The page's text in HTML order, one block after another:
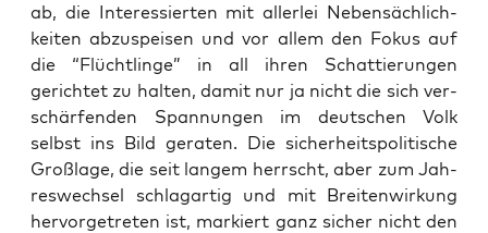
ab, die Inter­es­sier­ten mit aller­lei Neben­säch­lich­
kei­ten abzu­spei­sen und vor allem den Fokus auf
die “Flücht­lin­ge” in all ihren Schat­tie­run­gen
gerich­tet zu hal­ten, damit nur ja nicht die sich ver­
schär­fen­den Span­nun­gen im deut­schen Volk
selbst ins Bild gera­ten. Die sicher­heits­po­li­ti­sche
Groß­la­ge, die seit lan­gem herrscht, aber zum Jah­
res­wech­sel schlag­ar­tig und mit Brei­ten­wir­kung
her­vor­ge­tre­ten ist, mar­kiert ganz sicher nicht den